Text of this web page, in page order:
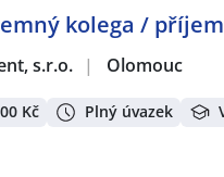
kolega /
s.r.o. | Olomouc
Kč Plný úvazek